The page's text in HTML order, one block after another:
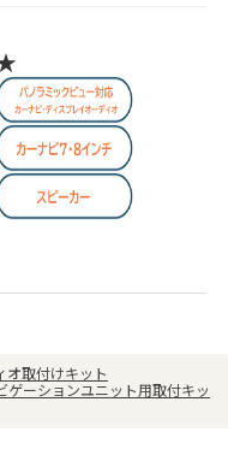
オ取付けキット
ゲーションユニット用取付キッ